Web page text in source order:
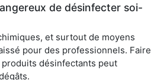
de désinfecter soi-
et surtout de moyens
pour des professionnels. Faire
désinfectants peut